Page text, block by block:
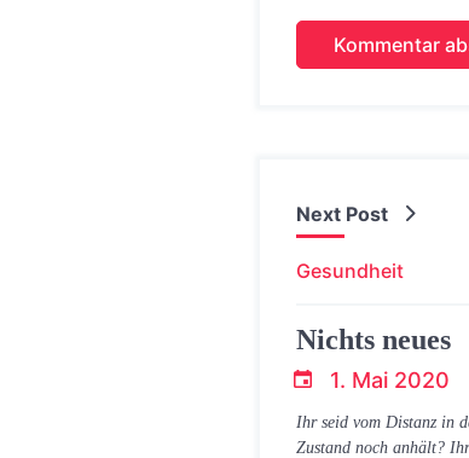
Next Post
Gesundheit
Nichts neues
T.Dreier
1. Mai 2020
Ihr seid vom Distanz in
Zustand noch anhält?